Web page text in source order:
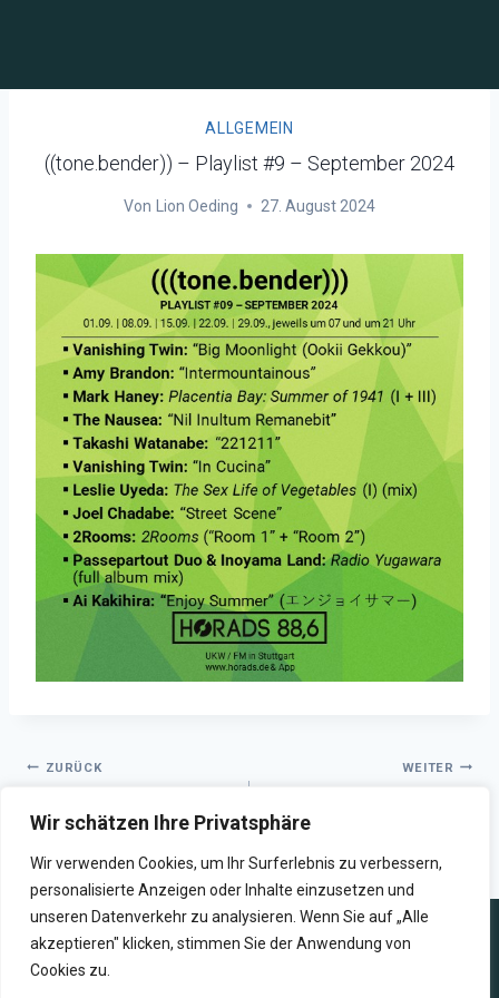
Wir schätzen Ihre Privatsphäre
Wir verwenden Cookies, um Ihr Surferlebnis zu verbessern,
personalisierte Anzeigen oder Inhalte einzusetzen und
unseren Datenverkehr zu analysieren. Wenn Sie auf „Alle
akzeptieren" klicken, stimmen Sie der Anwendung von
Cookies zu.
ALLGEMEIN
((tone.bender)) – Playlist #9 – September 2024
Von Lion Oeding 27. August 2024
ZURÜCK
When Fall Falls #1
WEITER